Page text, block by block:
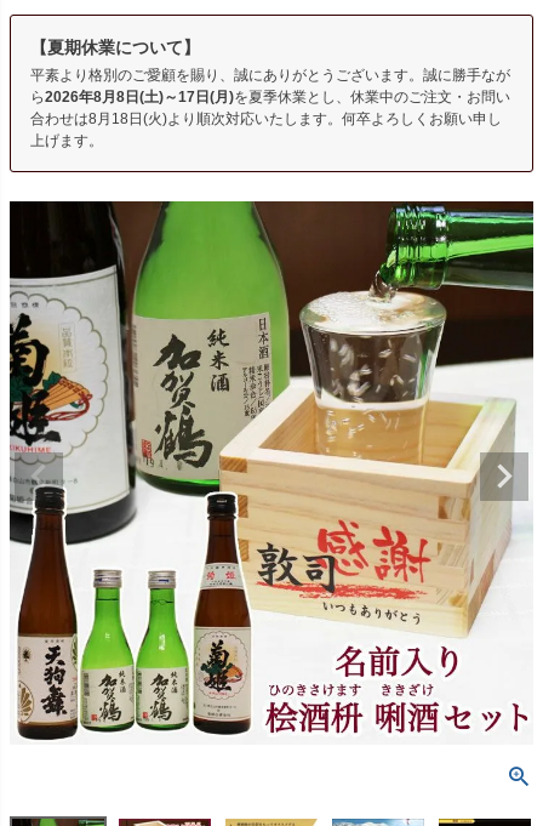
【夏期休業について】
平素より格別のご愛顧を賜り、誠にありがとうございます。誠に勝手なが
ら2026年8月8日(土)～17日(月)を夏季休業とし、休業中のご注文・お問い
合わせは8月18日(火)より順次対応いたします。何卒よろしくお願い申し
上げます。